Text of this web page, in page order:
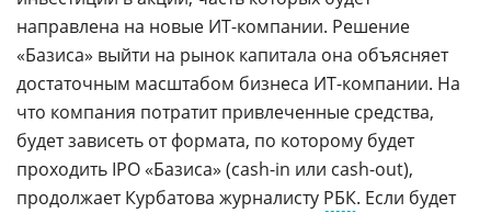
направлена на новые ИТ-компании. Решение
«Базиса» выйти на рынок капитала она объясняет
достаточным масштабом бизнеса ИТ-компании. На
что компания потратит привлеченные средства,
будет зависеть от формата, по которому будет
проходить IPO «Базиса» (cash-in или cash-out),
продолжает Курбатова журналисту РБК. Если будет